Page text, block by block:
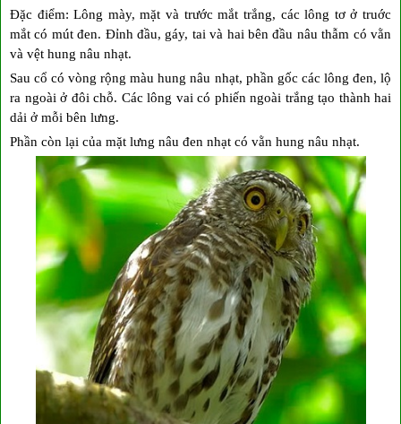
Đặc điểm: Lông mày, mặt và trước mắt trắng, các lông tơ ở truớc
mắt có mút đen. Đỉnh đầu, gáy, tai và hai bên đầu nâu thẫm có vằn
và vệt hung nâu nhạt.
Sau cổ có vòng rộng màu hung nâu nhạt, phần gốc các lông đen, lộ
ra ngoài ở đôi chỗ. Các lông vai có phiến ngoài trắng tạo thành hai
dải ở mỗi bên lưng.
Phần còn lại của mặt lưng nâu đen nhạt có vằn hung nâu nhạt.